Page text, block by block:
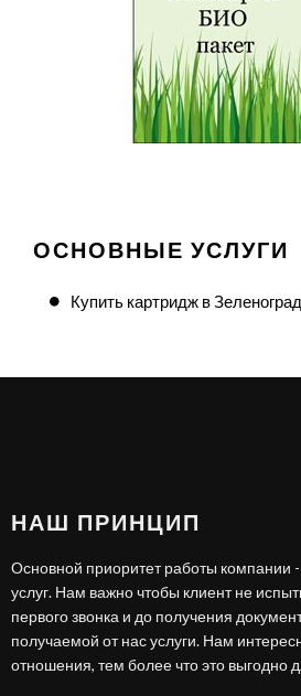
ОСНОВНЫЕ УСЛУГИ
Купить картридж в
НАШ ПРИНЦИП
Основной приоритет работы компании
услуг. Нам важно чтобы клиент не
первого звонка и до получения
получаемой от нас услуги. Нам
отношения, тем более что это выгодно